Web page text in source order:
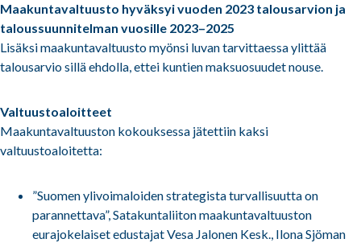
Maakuntavaltuusto hyväksyi vuoden 2023 talousarvion ja
taloussuunnitelman vuosille 2023–2025
Lisäksi maakuntavaltuusto myönsi luvan tarvittaessa ylittää
talousarvio sillä ehdolla, ettei kuntien maksuosuudet nouse.
Valtuustoaloitteet
Maakuntavaltuuston kokouksessa jätettiin kaksi
valtuustoaloitetta:
”Suomen ylivoimaloiden strategista turvallisuutta on
parannettava”, Satakuntaliiton maakuntavaltuuston
eurajokelaiset edustajat Vesa Jalonen Kesk., Ilona Sjöman